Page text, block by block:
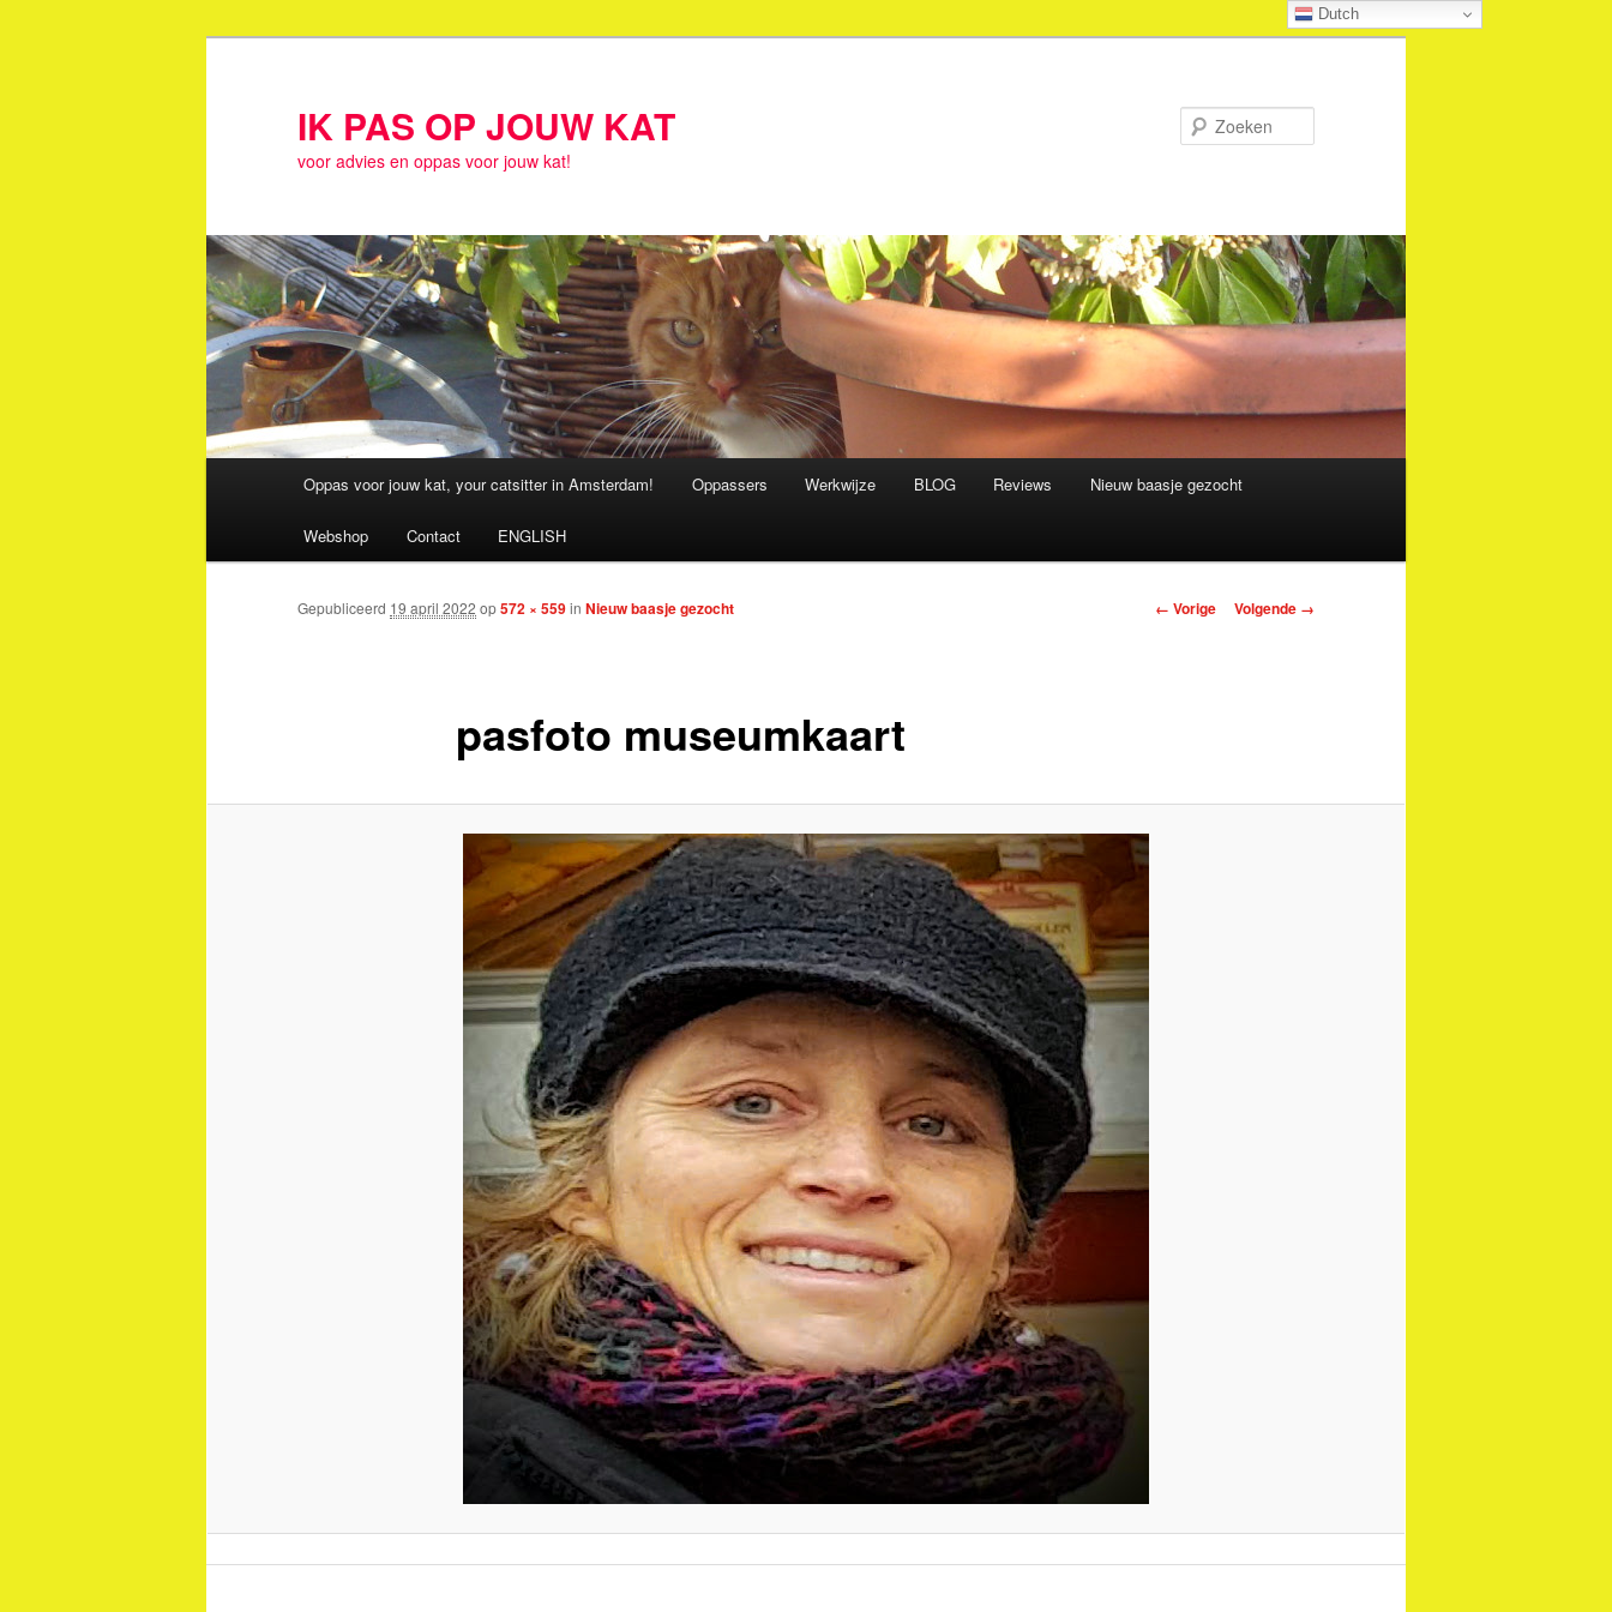
IK PAS OP JOUW KAT
voor advies en oppas voor jouw kat!
Oppas voor jouw kat, your catsitter in Amsterdam! Oppassers Werkwijze BLOG Reviews Nieuw baasje gezocht
Webshop Contact ENGLISH
Afbeeldingsnavigatie
← Vorige Volgende →
pasfoto museumkaart
Gepubliceerd 19 april 2022 op572 × 559in Nieuw baasje gezocht
Dutch